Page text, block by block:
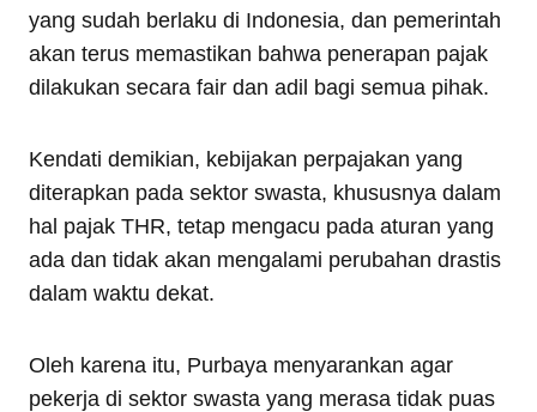
yang sudah berlaku di Indonesia, dan pemerintah
akan terus memastikan bahwa penerapan pajak
dilakukan secara fair dan adil bagi semua pihak.
Kendati demikian, kebijakan perpajakan yang
diterapkan pada sektor swasta, khususnya dalam
hal pajak THR, tetap mengacu pada aturan yang
ada dan tidak akan mengalami perubahan drastis
dalam waktu dekat.
Oleh karena itu, Purbaya menyarankan agar
pekerja di sektor swasta yang merasa tidak puas